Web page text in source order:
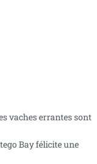
vaches errantes sont
Bay félicite une